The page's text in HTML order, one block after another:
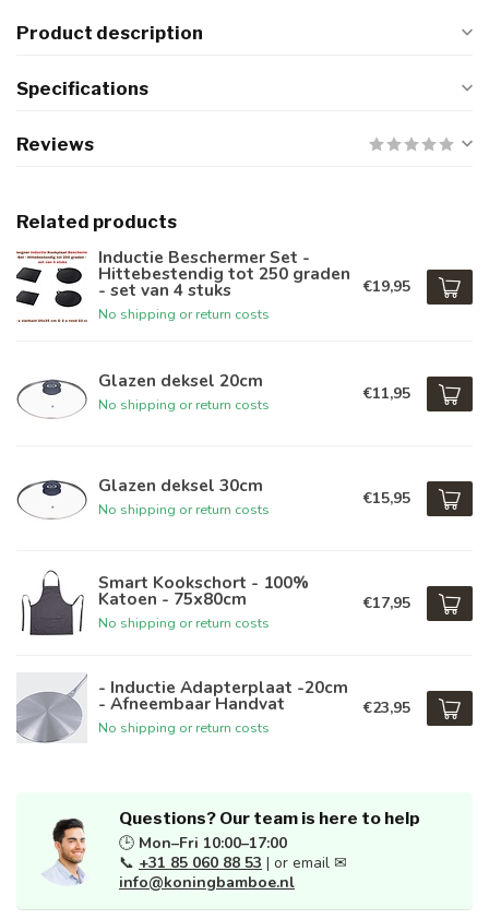
Product description
Specifications
Reviews
Related products
Inductie Beschermer Set -
Hittebestendig tot 250 graden
- set van 4 stuks
No shipping or return costs
€19,95
Glazen deksel 20cm
No shipping or return costs
€11,95
Glazen deksel 30cm
No shipping or return costs
€15,95
Smart Kookschort - 100%
Katoen - 75x80cm
No shipping or return costs
€17,95
- Inductie Adapterplaat -20cm
- Afneembaar Handvat
No shipping or return costs
€23,95
Questions? Our team is here to help
🕒 Mon–Fri 10:00–17:00
📞 +31 85 060 88 53 | or email ✉
info@koningbamboe.nl